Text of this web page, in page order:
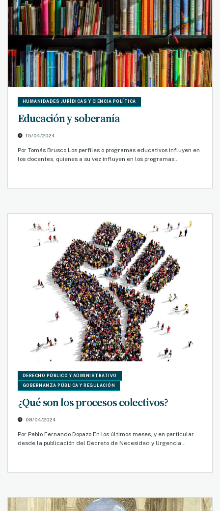
HUMANIDADES JURÍDICAS Y CIENCIA POLÍTICA
Educación y soberanía
15/04/2024
Por Tomás Brusco Los perfiles o programas educativos influyen en
los docentes, quienes a su vez influyen en los programas…
DERECHO PÚBLICO Y ADMINISTRATIVO
GOBERNANZA PÚBLICA Y REGULACIÓN
¿Qué son los procesos colectivos?
08/04/2024
Por Pablo Fernando Dopazo En los últimos meses, y en particular
desde la publicación del Decreto de Necesidad y Urgencia…